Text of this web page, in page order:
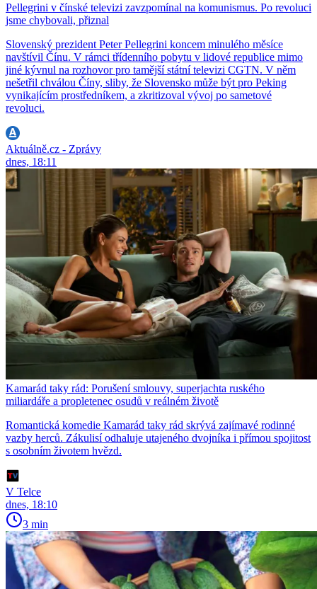
Pellegrini v čínské televizi zavzpomínal na komunismus. Po revoluci
jsme chybovali, přiznal
Slovenský prezident Peter Pellegrini koncem minulého měsíce
navštívil Čínu. V rámci třídenního pobytu v lidové republice mimo
jiné kývnul na rozhovor pro tamější státní televizi CGTN. V něm
nešetřil chválou Číny, sliby, že Slovensko může být pro Peking
vynikajícím prostředníkem, a zkritizoval vývoj po sametové
revoluci.
Aktuálně.cz - Zprávy
dnes, 18:11
Kamarád taky rád: Porušení smlouvy, superjachta ruského
miliardáře a propletenec osudů v reálném životě
Romantická komedie Kamarád taky rád skrývá zajímavé rodinné
vazby herců. Zákulisí odhaluje utajeného dvojníka i přímou spojitost
s osobním životem hvězd.
V Telce
dnes, 18:10
3 min